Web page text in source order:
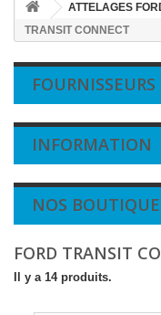
ATTELAGES
TRANSIT CONNECT
FOURNISSEURS
INFORMATION
NOS
FORD TRANSIT
Il y a 14 produits.